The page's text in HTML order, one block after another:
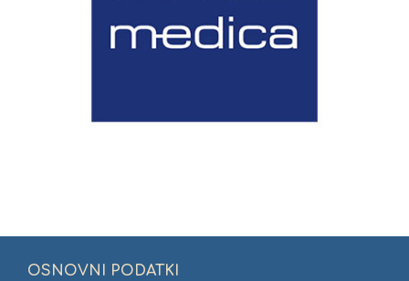
OSNOVNI PODATKI